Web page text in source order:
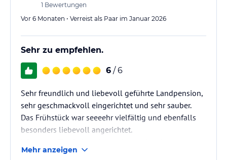
1 Bewertungen
Vor 6 Monaten • Verreist als Paar im Januar 2026
Sehr zu empfehlen.
6 / 6
Sehr freundlich und liebevoll geführte Landpension,
sehr geschmackvoll eingerichtet und sehr sauber.
Das Frühstück war seeeehr vielfältig und ebenfalls
besonders liebevoll angerichtet.
Hund da und werden sicherlich gerne wieder einmal
Mehr anzeigen